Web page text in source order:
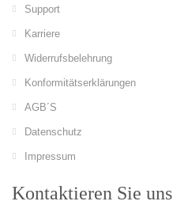
Support
Karriere
Widerrufsbelehrung
Konformitätserklärungen
AGB´S
Datenschutz
Impressum
Kontaktieren Sie uns